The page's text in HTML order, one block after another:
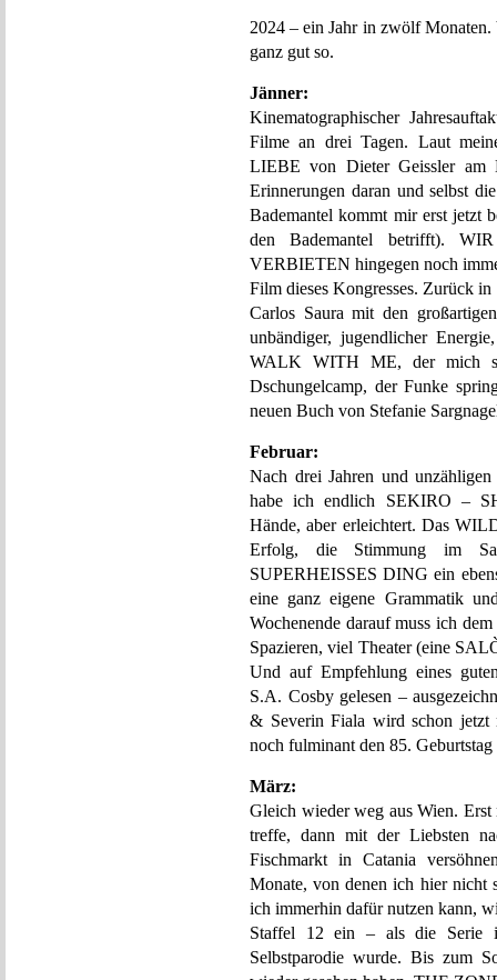
2024 – ein Jahr in zwölf
ganz gut so.
Jänner:
Kinematographischer
Filme an drei Tagen. Laut
LIEBE von Dieter Geissler am
Erinnerungen daran und selbst
Bademantel kommt mir erst jetzt
den Bademantel betrifft).
VERBIETEN hingegen noch
Film dieses Kongresses. Zurück
Carlos Saura mit den
unbändiger, jugendlicher
WALK WITH ME, der mich
Dschungelcamp, der Funke
neuen Buch von Stefanie
Februar:
Nach drei Jahren und
habe ich endlich SEKIRO –
Hände, aber erleichtert. Das
Erfolg, die Stimmung im
SUPERHEISSES DING ein
eine ganz eigene Grammatik
Wochenende darauf muss ich
Spazieren, viel Theater (eine
Und auf Empfehlung eines
S.A. Cosby gelesen –
& Severin Fiala wird schon jetzt
noch fulminant den 85.
März:
Gleich wieder weg aus Wien.
treffe, dann mit der Liebsten
Fischmarkt in Catania
Monate, von denen ich hier nicht
ich immerhin dafür nutzen kann,
Staffel 12 ein – als die Serie
Selbstparodie wurde. Bis zum